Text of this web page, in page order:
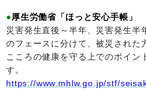
●厚生労働省「ほっと安心手帳」
災害発生直後～半年、災害発生半
のフェースに分けて、被災された
こころの健康を守る上でのポイン
す。
https://www.mhlw.go.jp/stf/